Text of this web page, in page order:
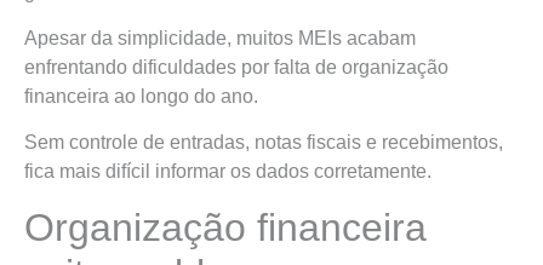
Apesar da simplicidade, muitos MEIs acabam
enfrentando dificuldades por falta de organização
financeira ao longo do ano.
Sem controle de entradas, notas fiscais e recebimentos,
fica mais difícil informar os dados corretamente.
Organização financeira